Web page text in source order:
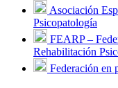
Asociación
Psicopatología
FEARP –
Rehabilitación
Federación en